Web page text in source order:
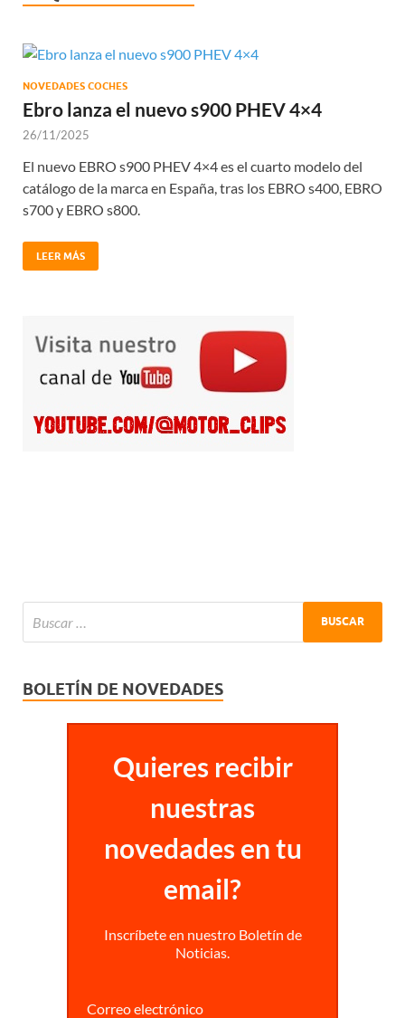
NOVEDADES COCHES
Ebro lanza el nuevo s900 PHEV 4×4
26/11/2025
El nuevo EBRO s900 PHEV 4×4 es el cuarto modelo del
catálogo de la marca en España, tras los EBRO s400, EBRO
s700 y EBRO s800.
LEER MÁS
BOLETÍN DE NOVEDADES
Quieres recibir
nuestras
novedades en tu
email?
Inscríbete en nuestro Boletín de
Noticias.
Correo electrónico